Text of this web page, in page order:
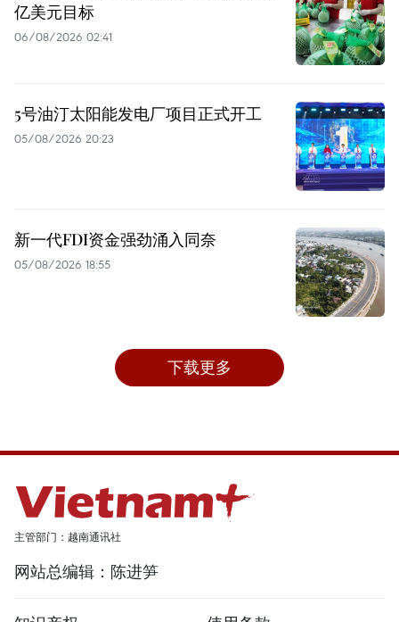
亿美元目标
06/08/2026 02:41
5号油汀太阳能发电厂项目正式开工
05/08/2026 20:23
新一代FDI资金强劲涌入同奈
05/08/2026 18:55
下载更多
主管部门：越南通讯社
网站总编辑：陈进笋